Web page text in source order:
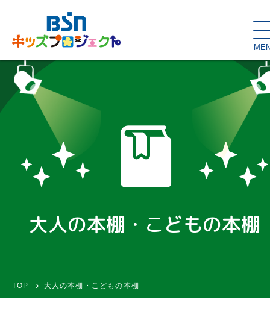
SDGs de
はぐくむコラム
キッズが主役！
親バカグラム キッズイベント
読み聞かせ・出前授業
スタジオ見学
ハロー
子育て応援隊！
お問い合わせ
大人の本棚・こどもの本棚
TOP 大人の本棚・こどもの本棚